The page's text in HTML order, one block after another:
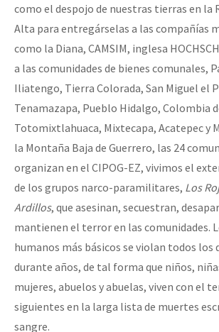
como el despojo de nuestras tierras en la
Alta para entregárselas a las compañías
como la Diana, CAMSIM, inglesa
a las comunidades de bienes comunales,
Iliatengo, Tierra Colorada, San Miguel el
Tenamazapa, Pueblo Hidalgo, Colombia
Totomixtlahuaca, Mixtecapa, Acatepec y
la Montaña Baja de Guerrero, las 24
organizan en el CIPOG-EZ, vivimos el
de los grupos narco-paramilitares, Los
Ardillos, que asesinan, secuestran,
mantienen el terror en las comunidades.
humanos más básicos se violan todos los
durante años, de tal forma que niños,
mujeres, abuelos y abuelas, viven con el
siguientes en la larga lista de muertes
sangre.